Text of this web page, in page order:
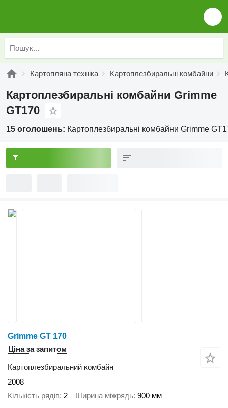
Картопляна техніка Картоплезбиральні комбайни
Картоплезбиральні комбайни Grimme
GT170
15 оголошень: Картоплезбиральні комбайни Grimme
Grimme GT 170
Ціна за запитом
Картоплезбиральний комбайн
2008
Кількість рядів 2 Ширина міжрядь 900 мм